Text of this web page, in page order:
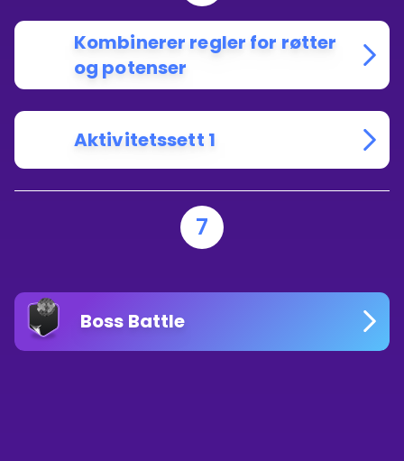
Kombinerer regler for røtter
og potenser
Aktivitetssett 1
7
Boss Battle